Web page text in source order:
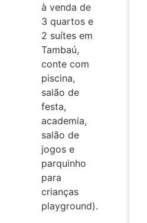
à venda de
3 quartos e
2 suítes em
Tambaú,
conte com
piscina,
salão de
festa,
academia,
salão de
jogos e
parquinho
para
crianças
playground).